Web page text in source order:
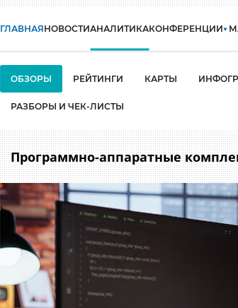
ГЛАВНАЯНОВОСТИАНАЛИТИКАКОНФЕРЕНЦИИ
ОБЗОРЫ РЕЙТИНГИ КАРТЫ
РАЗБОРЫ И ЧЕК-ЛИСТЫ
Программно-аппаратные